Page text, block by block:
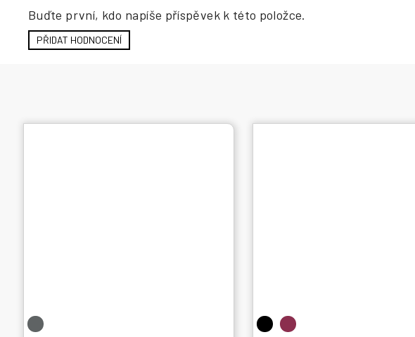
Buďte první, kdo napíše příspěvek k této položce.
PŘIDAT HODNOCENÍ